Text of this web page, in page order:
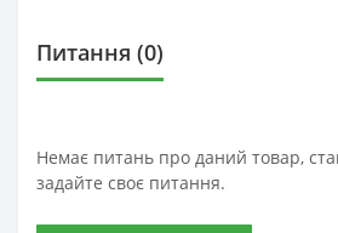
Питання (0)
Немає питань про даний товар,
задайте своє питання.